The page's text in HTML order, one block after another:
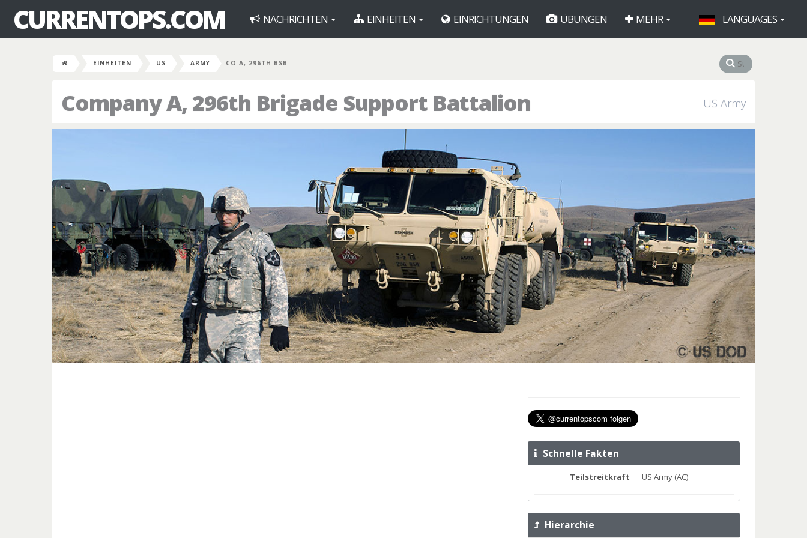
CURRENTOPS.COM NACHRICHTEN EINHEITEN EINRICHTUNGEN ÜBUNGEN MEHR LANGUAGES
EINHEITEN US ARMY CO A, 296TH BSB
Company A, 296th Brigade Support Battalion US Army
Schnelle Fakten
Teilstreitkraft US Army (AC)
Hierarchie